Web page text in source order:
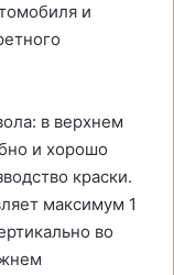
и
в верхнем
и хорошо
краски.
максимум 1
во